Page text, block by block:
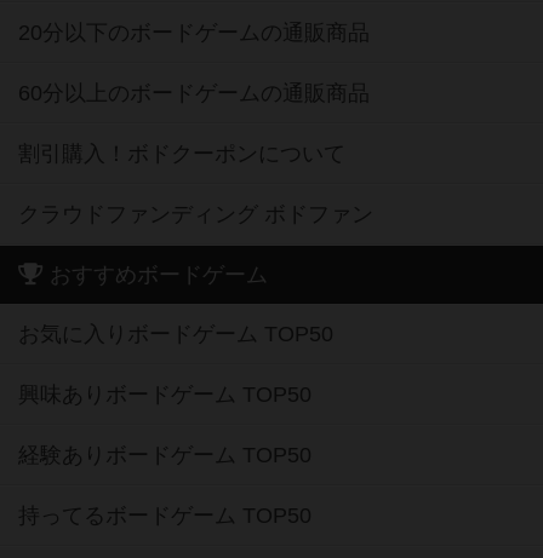
20分以下のボードゲームの通販商品
60分以上のボードゲームの通販商品
割引購入！ボドクーポンについて
クラウドファンディング ボドファン
おすすめボードゲーム
お気に入りボードゲーム TOP50
興味ありボードゲーム TOP50
経験ありボードゲーム TOP50
持ってるボードゲーム TOP50